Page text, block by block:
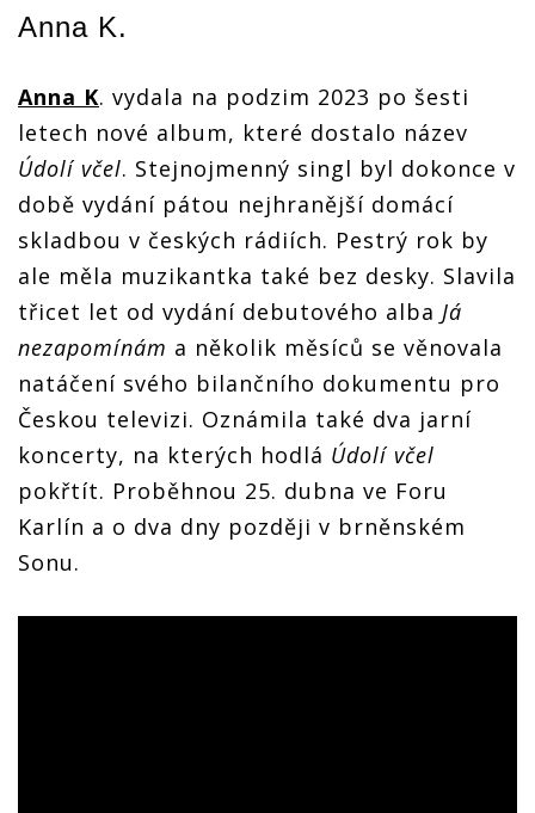
Marek
Ztracený
Farna,
zabojují
také
Vojtěch
Dyk,
Michal
Hrůza,
Anna K.
Lenny
zabojují
také
Vojtěch
Dyk,
Hrůza,
Anna K.
nebo
Lenny
zabojují
také
Vojtěch
Dyk,
Hrůza,
Anna K.
nebo
Lenny
zabojují
také
Vojtěch
Dyk,
Hrůza,
Anna K.
nebo
Lenny
Anna K.
Anna K. vydala na podzim 2023 po šesti
letech nové album, které dostalo název
Údolí včel. Stejnojmenný singl byl dokonce v
době vydání pátou nejhranější domácí
skladbou v českých rádiích. Pestrý rok by
ale měla muzikantka také bez desky. Slavila
třicet let od vydání debutového alba Já
nezapomínám a několik měsíců se věnovala
natáčení svého bilančního dokumentu pro
Českou televizi. Oznámila také dva jarní
koncerty, na kterých hodlá Údolí včel
pokřtít. Proběhnou 25. dubna ve Foru
Karlín a o dva dny později v brněnském
Sonu.